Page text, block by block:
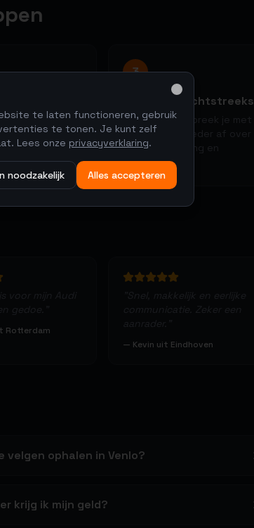
uit
met anti-
bepaalt
3
Regel het rechtstreeks
Na de veiling spreek je met
de hoogste bieder af over
ophalen, levering en
betaling.
Rotterdam
— Kevin uit Eindhoven
ophalen in Venlo?
krijg ik mijn geld?
te laten functioneren, gebruik
te tonen. Je kunt zelf
Lees onze privacyverklaring.
noodzakelijk Alles accepteren
Close